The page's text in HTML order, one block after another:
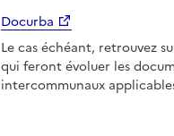
Docurba
Le cas échéant, retrouvez
qui feront évoluer les
intercommunaux